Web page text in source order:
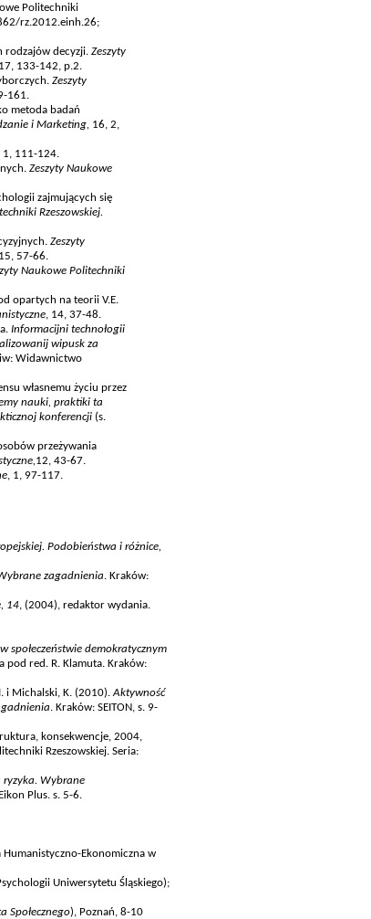
Politechniki
rz.2012.einh.26;
rodzajów decyzji. Zeszyty
133-142, p.2.
Zeszyty
161.
metoda badań
i Marketing, 16, 2,
1, 111-124.
Zeszyty Naukowe
zajmujących się
Rzeszowskiej.
Zeszyty
57-66.
Naukowe Politechniki
opartych na teorii V.E.
, 14, 37-48.
Informacijni technołogii
wipusk za
Widawnictwo
własnemu życiu przez
nauki, praktiki ta
konferencji (s.
przeżywania
12, 43-67.
, 1, 97-117.
Podobieństwa i różnice,
zagadnienia. Kraków:
14, (2004), redaktor wydania.
w społeczeństwie demokratycznym
pod red. R. Klamuta. Kraków:
i Michalski, K. (2010).Aktywność
. Kraków: SEITON, s. 9-
konsekwencje, 2004,
Rzeszowskiej. Seria:
ryzyka. Wybrane
Plus. s. 5-6.
Humanistyczno-Ekonomiczna w
Uniwersytetu Śląskiego);
Społecznego), Poznań, 8-10